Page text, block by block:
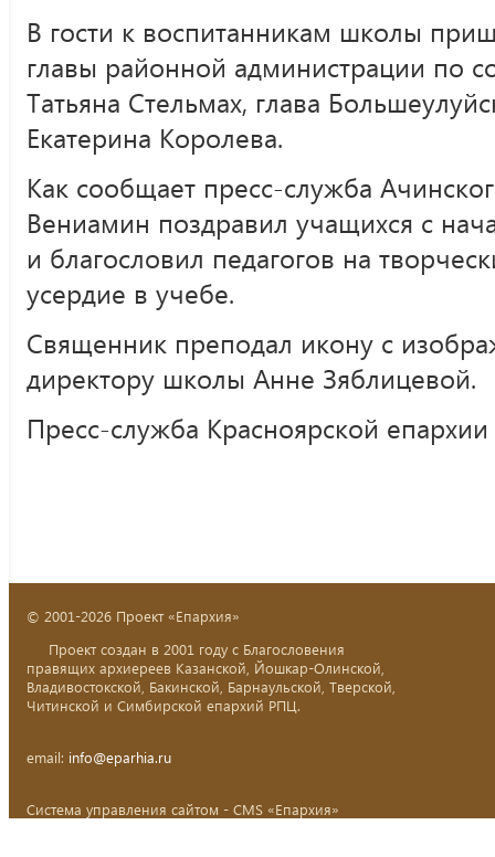
В гости к воспитанникам школы
главы районной администрации по
Татьяна Стельмах, глава
Екатерина Королева.
Как сообщает пресс-служба
Вениамин поздравил учащихся с
и благословил педагогов на
усердие в учебе.
Священник преподал икону с
директору школы Анне Зяблицевой.
Пресс-служба Красноярской епархии
© 2001-2026 Проект «Епархия»
Проект создан в 2001 году с Благословения
правящих архиереев Казанской, Йошкар-Олинской,
Владивостокской, Бакинской, Барнаульской, Тверской,
Читинской и Симбирской епархий РПЦ.
email: info@eparhia.ru
Система управления сайтом - CMS «Епархия»